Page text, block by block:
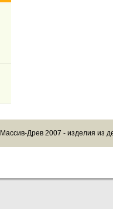
Массив-Древ 2007 - изделия из